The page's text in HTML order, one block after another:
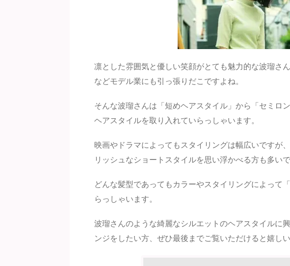
凛とした雰囲気と優しい笑顔がとても魅力的な波瑠さ
などモデル業にも引っ張りだこですよね。
そんな波瑠さんは「短めヘアスタイル」から「セミロ
ヘアスタイルを取り入れていらっしゃいます。
映画やドラマによってもスタイリングは幅広いですが
リッシュなショートスタイルを思い浮かべる方も多いで
どんな髪型であってもカラーやスタイリングによって
らっしゃいます。
波瑠さんのような綺麗なシルエットのヘアスタイルに
ンジをしたい方、ぜひ最後までご覧いただけると嬉しい